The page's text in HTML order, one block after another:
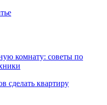
комнату: советы по
сделать квартиру